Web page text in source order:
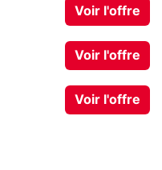
Voir l'offre
Voir l'offre
Voir l'offre